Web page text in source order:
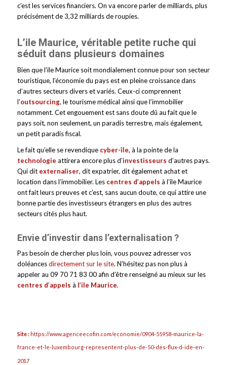
c’est les services financiers. On va encore parler de milliards, plus
précisément de 3,32 milliards de roupies.
L’ile Maurice, véritable petite ruche qui
séduit dans plusieurs domaines
Bien que l’ile Maurice soit mondialement connue pour son secteur
touristique, l’économie du pays est en pleine croissance dans
d’autres secteurs divers et variés. Ceux-ci comprennent
l’outsourcing, le tourisme médical ainsi que l’immobilier
notamment. Cet engouement est sans doute dû au fait que le
pays soit, non seulement, un paradis terrestre, mais également,
un petit paradis fiscal.
Le fait qu’elle se revendique cyber-île, à la pointe de la
technologie attirera encore plus d’investisseurs d’autres pays.
Qui dit externaliser, dit expatrier, dit également achat et
location dans l’immobilier. Les centres d’appels à l’ile Maurice
ont fait leurs preuves et c’est, sans aucun doute, ce qui attire une
bonne partie des investisseurs étrangers en plus des autres
secteurs cités plus haut.
Envie d’investir dans l’externalisation ?
Pas besoin de chercher plus loin, vous pouvez adresser vos
doléancesdirectement sur le site. N’hésitez pas non plus à
appeler au 09 70 71 83 00 afin d’être renseigné au mieux sur les
centres d’appels à l’ile Maurice.
Site : https://www.agenceecofin.com/economie/0904-55958-maurice-la-
france-et-le-luxembourg-representent-plus-de-50-des-flux-d-ide-en-
2017